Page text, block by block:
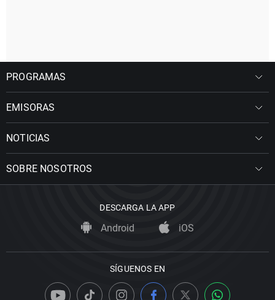
PROGRAMAS
EMISORAS
NOTICIAS
SOBRE NOSOTROS
DESCARGA LA APP
Android iOS
SÍGUENOS EN